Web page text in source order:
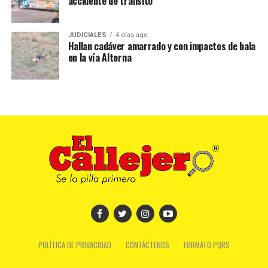
JUDICIALES 4 días ago
Hallan cadáver amarrado y con impactos de bala
en la vía Alterna
POLÍTICA DE PRIVACIDAD CONTÁCTENOS FORMATO PQRS